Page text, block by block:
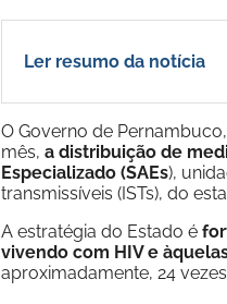
Ler resumo da notícia
O Governo de
mês, a distribuição de
Especializado (SAEs),
transmissíveis (ISTs), do
A estratégia do Estado é
vivendo com HIV e
aproximadamente, 24